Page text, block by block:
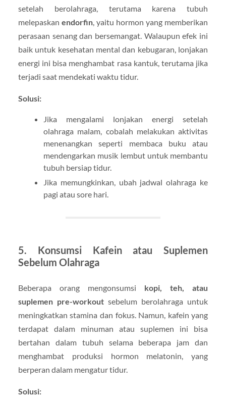
setelah berolahraga, terutama karena tubuh
melepaskan endorfin, yaitu hormon yang memberikan
perasaan senang dan bersemangat. Walaupun efek ini
baik untuk kesehatan mental dan kebugaran, lonjakan
energi ini bisa menghambat rasa kantuk, terutama jika
terjadi saat mendekati waktu tidur.
Solusi:
Jika mengalami lonjakan energi setelah
olahraga malam, cobalah melakukan aktivitas
menenangkan seperti membaca buku atau
mendengarkan musik lembut untuk membantu
tubuh bersiap tidur.
Jika memungkinkan, ubah jadwal olahraga ke
pagi atau sore hari.
5. Konsumsi Kafein atau Suplemen
Sebelum Olahraga
Beberapa orang mengonsumsi kopi, teh, atau
suplemen pre-workoutsebelum berolahraga untuk
meningkatkan stamina dan fokus. Namun, kafein yang
terdapat dalam minuman atau suplemen ini bisa
bertahan dalam tubuh selama beberapa jam dan
menghambat produksi hormon melatonin, yang
berperan dalam mengatur tidur.
Solusi: